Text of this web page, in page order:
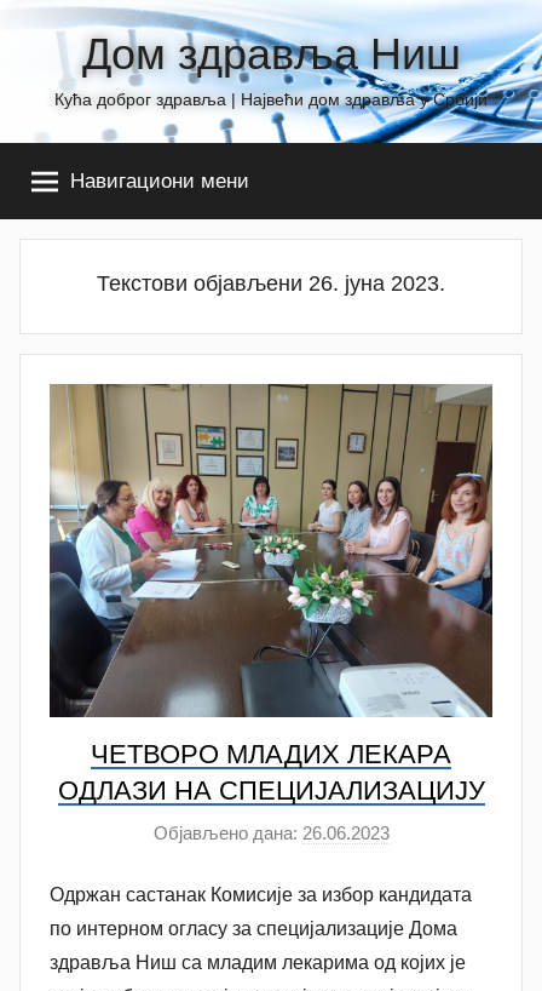
content
Дом здравља Ниш
Кућа доброг здравља | Највећи дом здравља у Србији
Навигациони мени
Текстови објављени 26. јуна 2023.
ЧЕТВОРО МЛАДИХ ЛЕКАРА
ОДЛАЗИ НА СПЕЦИЈАЛИЗАЦИЈУ
Објављено дана: 26.06.2023а
т
о
р
Одржан састанак Комисије за избор кандидата
по интерном огласу за специјализације Дома
здравља Ниш са младим лекарима од којих је